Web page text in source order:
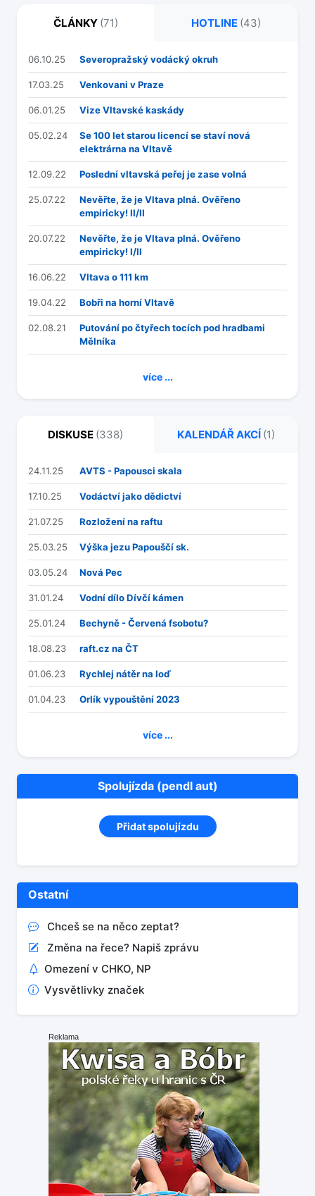
ČLÁNKY (71) HOTLINE (43)
06.10.25 Severopražský vodácký okruh
17.03.25 Venkovani v Praze
06.01.25 Vize Vltavské kaskády
05.02.24
Se 100 let starou licencí se staví nová
elektrárna na Vltavě
12.09.22 Poslední vltavská peřej je zase volná
25.07.22
Nevěřte, že je Vltava plná. Ověřeno
empiricky! II/II
20.07.22
Nevěřte, že je Vltava plná. Ověřeno
empiricky! I/II
16.06.22 Vltava o 111 km
19.04.22 Bobři na horní Vltavě
02.08.21
Putování po čtyřech tocích pod hradbami
Mělníka
více ...
DISKUSE (338) KALENDÁŘ AKCÍ (1)
24.11.25 AVTS - Papousci skala
17.10.25 Vodáctví jako dědictví
21.07.25 Rozložení na raftu
25.03.25 Výška jezu Papouščí sk.
03.05.24 Nová Pec
31.01.24 Vodní dílo Dívčí kámen
25.01.24 Bechyně - Červená fsobotu?
18.08.23 raft.cz na ČT
01.06.23 Rychlej nátěr na loď
01.04.23 Orlík vypouštění 2023
více ...
Spolujízda (pendl aut)
Přidat spolujízdu
Ostatní
Chceš se na něco zeptat?
Změna na řece? Napiš zprávu
Omezení v CHKO, NP
Vysvětlivky značek
Reklama